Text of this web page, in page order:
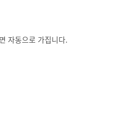
자동으로 가집니다.